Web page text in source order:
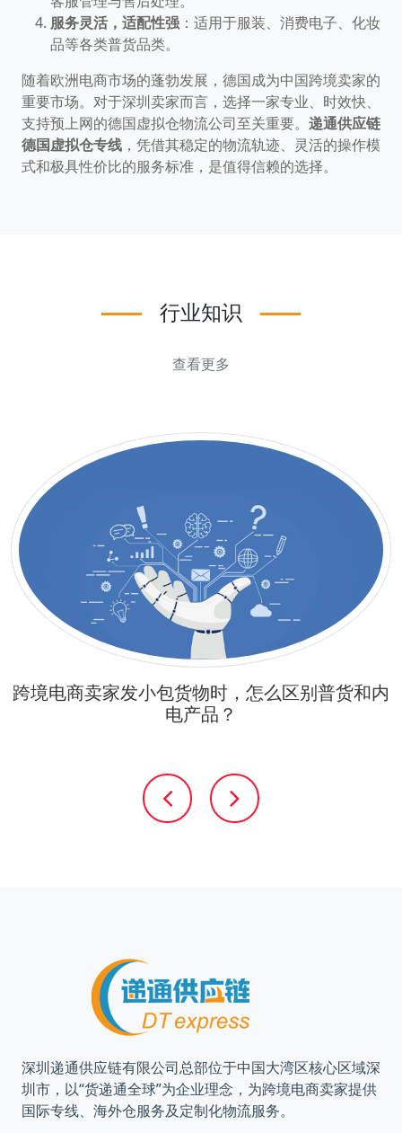
服务灵活，适配性强 ：适用于服装、消费电子、化妆
品等各类普货品类。
随着欧洲电商市场的蓬勃发展，德国成为中国跨境卖家的
重要市场。对于深圳卖家而言，选择一家专业、时效快、
支持预上网的德国虚拟仓物流公司至关重要。 递通供应链
德国虚拟仓专线 ，凭借其稳定的物流轨迹、灵活的操作模
式和极具性价比的服务标准，是值得信赖的选择。
行业知识
查看更多
跨境电商卖家发小包货物时，怎么区别普货和内
电产品？
深圳递通供应链有限公司总部位于中国大湾区核心区域深
圳市，以“货递通全球”为企业理念，为跨境电商卖家提供
国际专线、海外仓服务及定制化物流服务。